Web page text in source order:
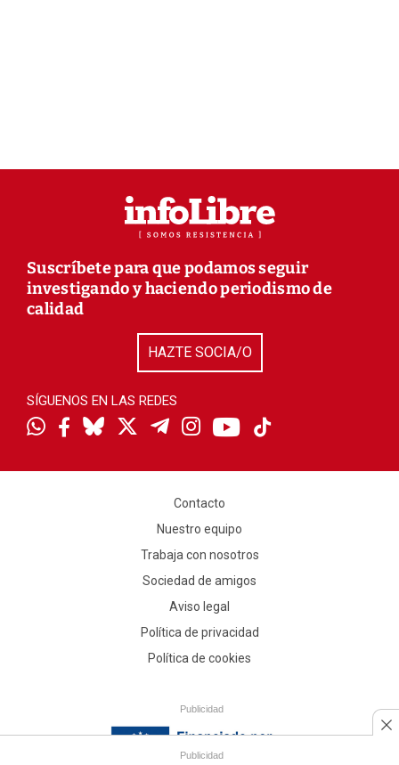
Publicidad
Suscríbete para que podamos seguir
investigando y haciendo periodismo de
calidad
HAZTE SOCIA/O
SÍGUENOS EN LAS REDES
Contacto
Nuestro equipo
Trabaja con nosotros
Sociedad de amigos
Aviso legal
Política de privacidad
Política de cookies
Publicidad